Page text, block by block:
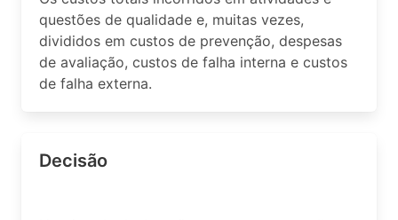
questões de qualidade e, muitas vezes,
divididos em custos de prevenção, despesas
de avaliação, custos de falha interna e custos
de falha externa.
Decisão